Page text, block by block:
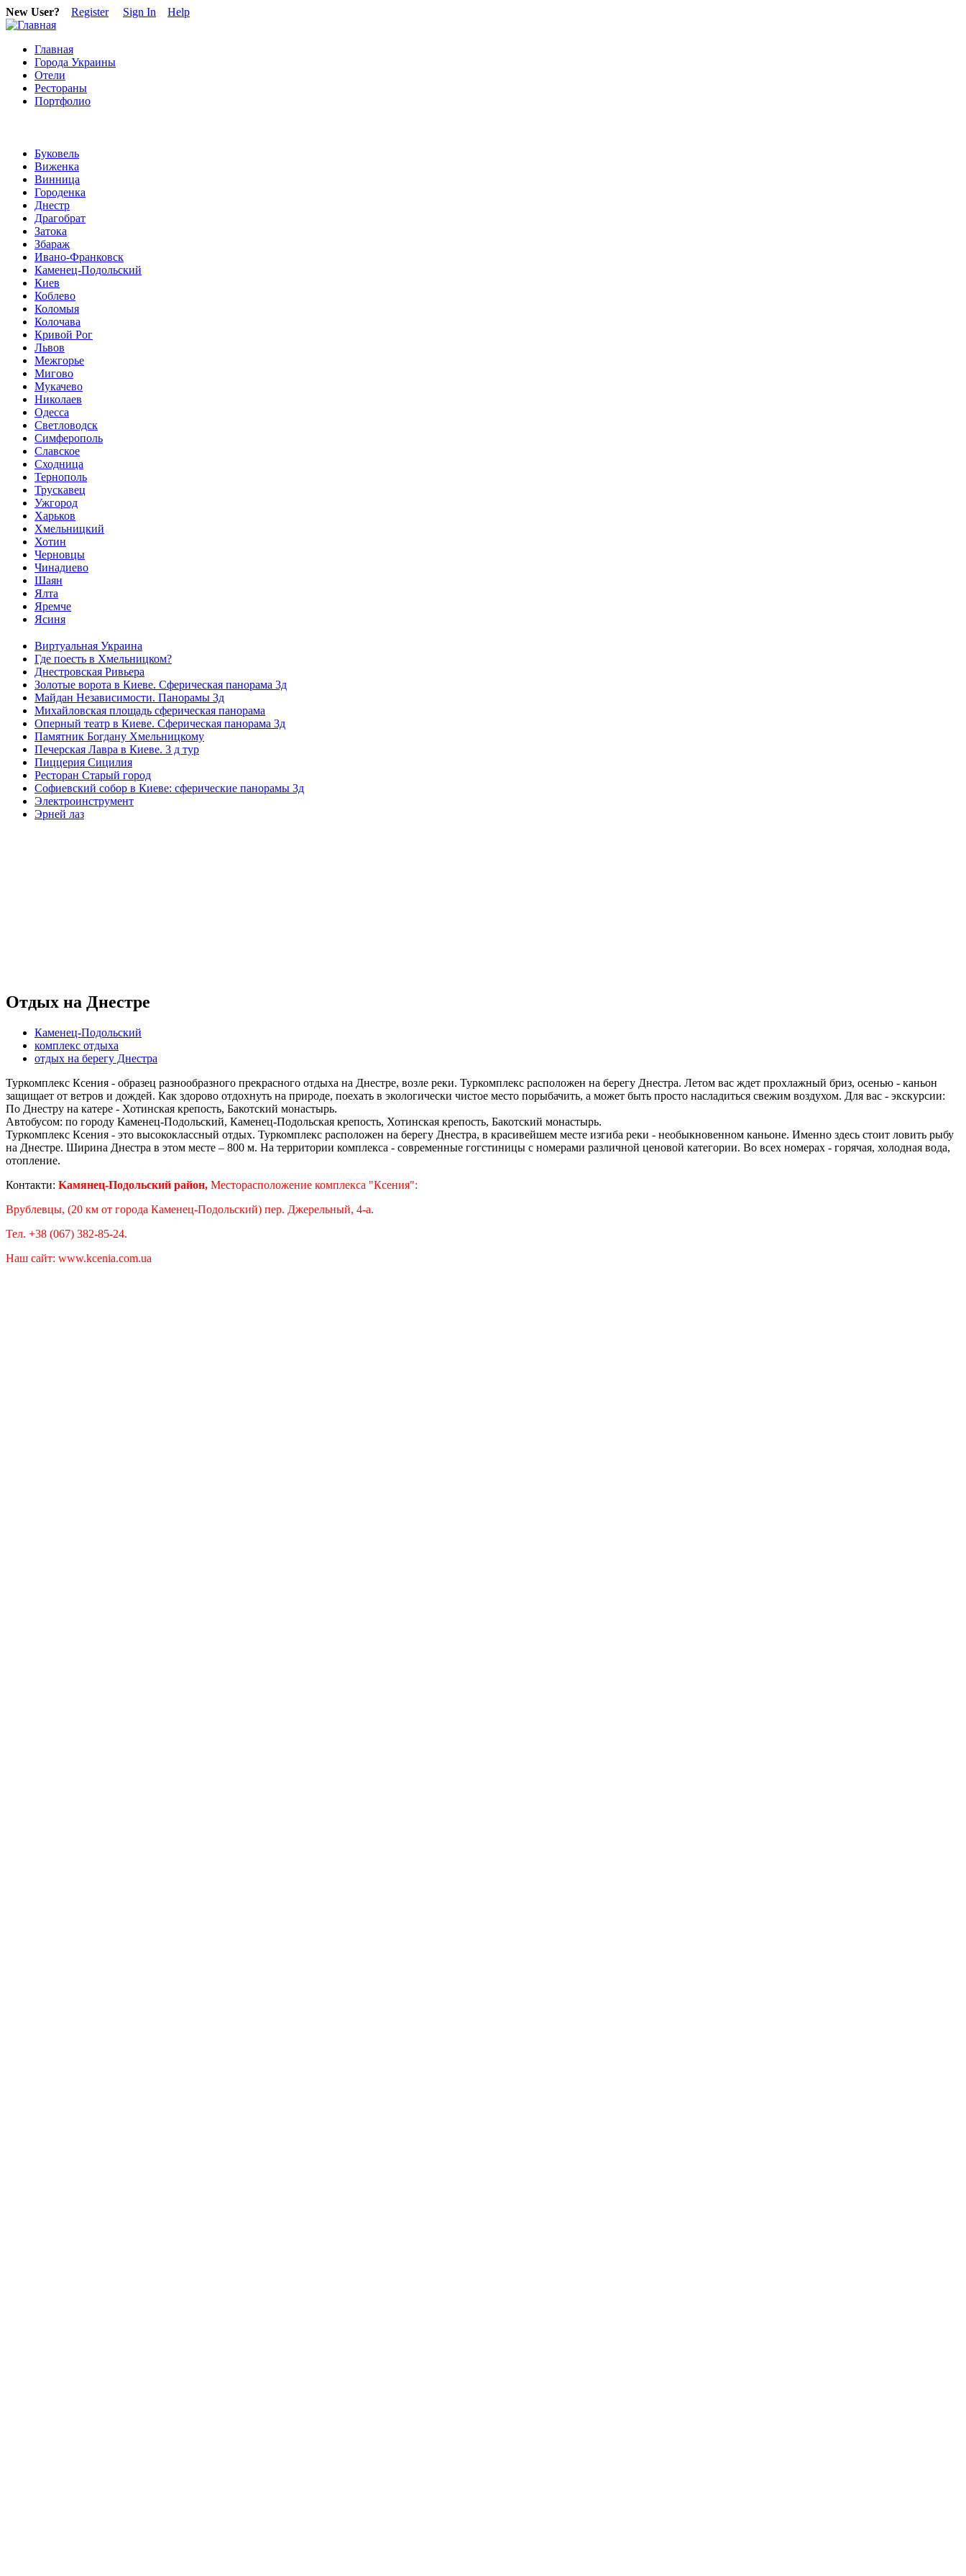
New User? Register Sign In Help
Главная
Города Украины
Отели
Рестораны
Портфолио
Буковель
Виженка
Винница
Городенка
Днестр
Драгобрат
Затока
Збараж
Ивано-Франковск
Каменец-Подольский
Киев
Коблево
Коломыя
Колочава
Кривой Рог
Львов
Межгорье
Мигово
Мукачево
Николаев
Одесса
Светловодск
Симферополь
Славское
Сходница
Тернополь
Трускавец
Ужгород
Харьков
Хмельницкий
Хотин
Черновцы
Чинадиево
Шаян
Ялта
Яремче
Ясиня
Виртуальная Украина
Где поесть в Хмельницком?
Днестровская Ривьера
Золотые ворота в Киеве. Сферическая панорама 3д
Майдан Независимости. Панорамы 3д
Михайловская площадь сферическая панорама
Оперный театр в Киеве. Сферическая панорама 3д
Памятник Богдану Хмельницкому
Печерская Лавра в Киеве. 3 д тур
Пиццерия Сицилия
Ресторан Старый город
Софиевский собор в Киеве: сферические панорамы 3д
Электроинструмент
Эрней лаз
Отдых на Днестре
Каменец-Подольский
комплекс отдыха
отдых на берегу Днестра
Туркомплекс Ксения - образец разнообразного прекрасного отдыха на Днестре, возле реки. Туркомплекс расположен на берегу Днестра. Летом вас ждет прохлажный бриз, осенью - каньон
защищает от ветров и дождей. Как здорово отдохнуть на природе, поехать в экологически чистое место порыбачить, а может быть просто насладиться свежим воздухом. Для вас - экскурсии:
По Днестру на катере - Хотинская крепость, Бакотский монастырь.
Автобусом: по городу Каменец-Подольский, Каменец-Подольская крепость, Хотинская крепость, Бакотский монастырь.
Туркомплекс Ксения - это высококлассный отдых. Туркомплекс расположен на берегу Днестра, в красивейшем месте изгиба реки - необыкновенном каньоне. Именно здесь стоит ловить рыбу
на Днестре. Ширина Днестра в этом месте – 800 м. На территории комплекса - современные гогстиницы с номерами различной ценовой категории. Во всех номерах - горячая, холодная вода,
отопление.
Контакти: Kамянец-Подольский район, Месторасположение комплекса "Ксения":
Врублевцы, (20 км от города Каменец-Подольский) пер. Джерельный, 4-а.
Тел. +38 (067) 382-85-24.
Наш сайт: www.kcenia.com.ua